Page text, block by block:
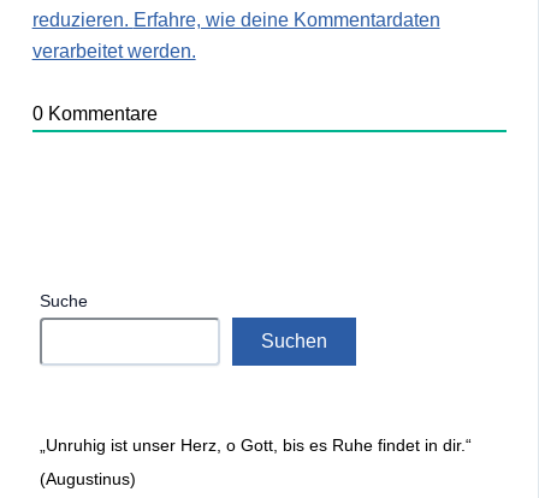
reduzieren. Erfahre, wie deine Kommentardaten
verarbeitet werden.
0Kommentare
Suche
Suchen
„Unruhig ist unser Herz, o Gott, bis es Ruhe findet in dir.“
(Augustinus)